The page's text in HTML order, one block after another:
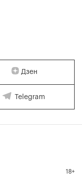
Дзен
Telegram
18+